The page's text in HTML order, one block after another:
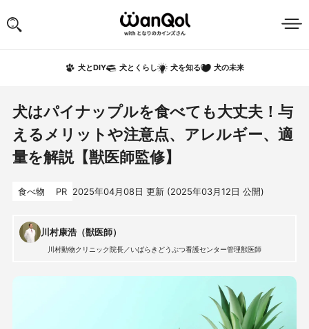
犬とDIY 犬とくらし 犬を知る 犬の未来
犬はパイナップルを食べても大丈夫！与
えるメリットや注意点、アレルギー、適
量を解説【獣医師監修】
食べ物 PR 2025年04月08日 更新 (2025年03月12日 公開)
川村康浩（獣医師）
川村動物クリニック院長／いばらきどうぶつ看護センター管理獣医師